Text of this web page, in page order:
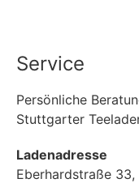
Service
Persönliche
Stuttgarter
Ladenadresse
Eberhardstraße 33,